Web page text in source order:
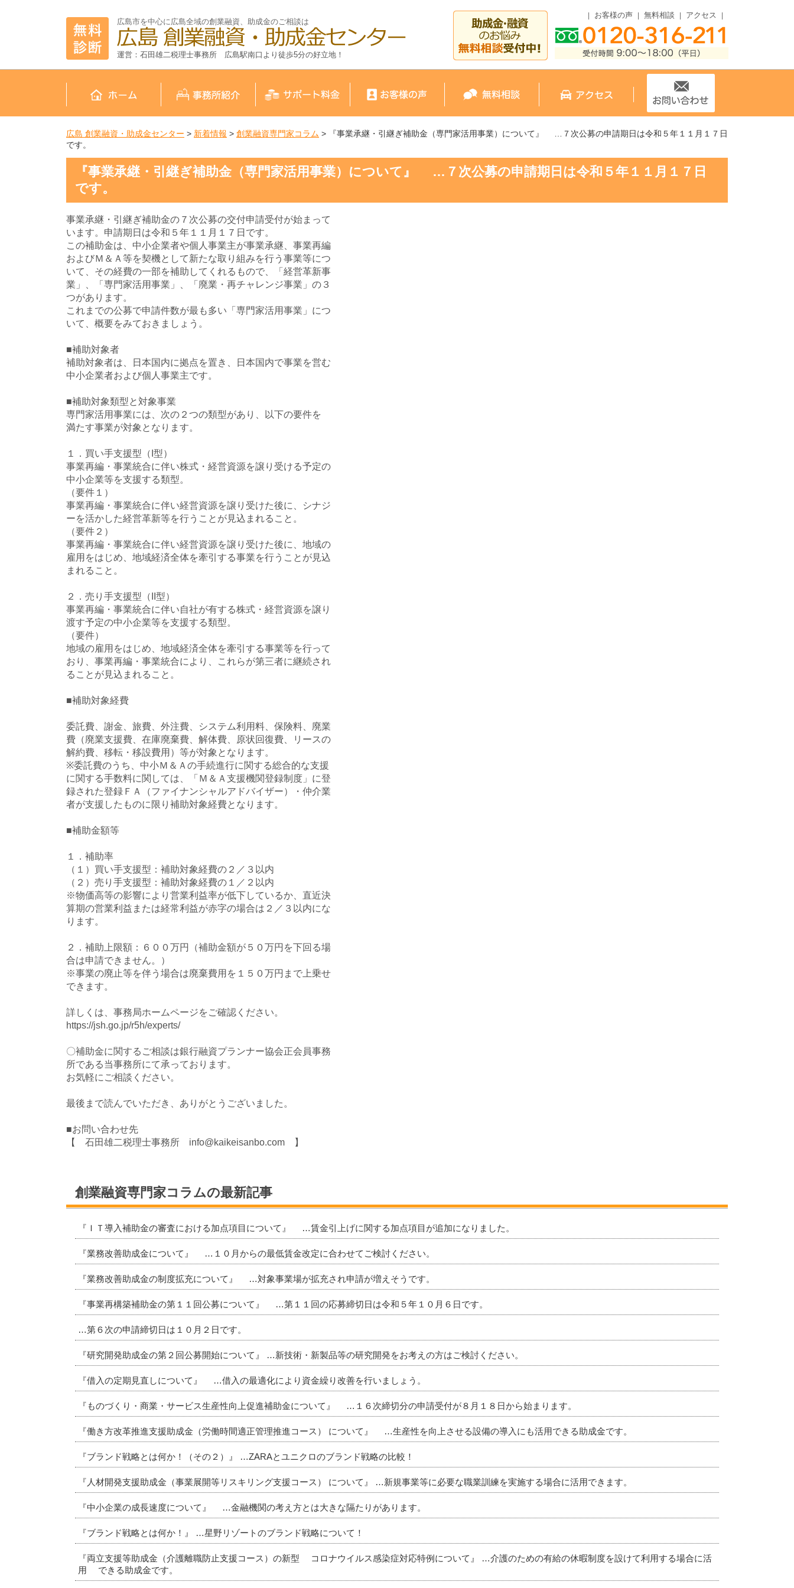
広島市を中心に広島全域の創業融資、助成金のご相談は
運営：石田雄二税理士事務所 広島駅南口より徒歩5分の好立地！
お客様の声 無料相談 アクセス
広島 創業融資・助成金センター > 新着情報 > 創業融資専門家コラム > 『事業承継・引継ぎ補助金（専門家活用事業）について』 …７次公募の申請期日は令和５年１１月１７日
です。
『事業承継・引継ぎ補助金（専門家活用事業）について』 …７次公募の申請期日は令和５年１１月１７日
です。
事業承継・引継ぎ補助金の７次公募の交付申請受付が始まって
います。申請期日は令和５年１１月１７日です。
この補助金は、中小企業者や個人事業主が事業承継、事業再編
およびＭ＆Ａ等を契機として新たな取り組みを行う事業等につ
いて、その経費の一部を補助してくれるもので、「経営革新事
業」、「専門家活用事業」、「廃業・再チャレンジ事業」の３
つがあります。
これまでの公募で申請件数が最も多い「専門家活用事業」につ
いて、概要をみておきましょう。
■補助対象者
補助対象者は、日本国内に拠点を置き、日本国内で事業を営む
中小企業者および個人事業主です。
■補助対象類型と対象事業
専門家活用事業には、次の２つの類型があり、以下の要件を
満たす事業が対象となります。
１．買い手支援型（I型）
事業再編・事業統合に伴い株式・経営資源を譲り受ける予定の
中小企業等を支援する類型。
（要件１）
事業再編・事業統合に伴い経営資源を譲り受けた後に、シナジ
ーを活かした経営革新等を行うことが見込まれること。
（要件２）
事業再編・事業統合に伴い経営資源を譲り受けた後に、地域の
雇用をはじめ、地域経済全体を牽引する事業を行うことが見込
まれること。
２．売り手支援型（II型）
事業再編・事業統合に伴い自社が有する株式・経営資源を譲り
渡す予定の中小企業等を支援する類型。
（要件）
地域の雇用をはじめ、地域経済全体を牽引する事業等を行って
おり、事業再編・事業統合により、これらが第三者に継続され
ることが見込まれること。
■補助対象経費
委託費、謝金、旅費、外注費、システム利用料、保険料、廃業
費（廃業支援費、在庫廃棄費、解体費、原状回復費、リースの
解約費、移転・移設費用）等が対象となります。
※委託費のうち、中小Ｍ＆Ａの手続進行に関する総合的な支援
に関する手数料に関しては、「Ｍ＆Ａ支援機関登録制度」に登
録された登録ＦＡ（ファイナンシャルアドバイザー）・仲介業
者が支援したものに限り補助対象経費となります。
■補助金額等
１．補助率
（１）買い手支援型：補助対象経費の２／３以内
（２）売り手支援型：補助対象経費の１／２以内
※物価高等の影響により営業利益率が低下しているか、直近決
算期の営業利益または経常利益が赤字の場合は２／３以内にな
ります。
２．補助上限額：６００万円（補助金額が５０万円を下回る場
合は申請できません。）
※事業の廃止等を伴う場合は廃棄費用を１５０万円まで上乗せ
できます。
詳しくは、事務局ホームページをご確認ください。
https://jsh.go.jp/r5h/experts/
〇補助金に関するご相談は銀行融資プランナー協会正会員事務
所である当事務所にて承っております。
お気軽にご相談ください。
最後まで読んでいただき、ありがとうございました。
■お問い合わせ先
【 石田雄二税理士事務所 info@kaikeisanbo.com 】
創業融資専門家コラムの最新記事
『ＩＴ導入補助金の審査における加点項目について』 …賃金引上げに関する加点項目が追加になりました。
『業務改善助成金について』 …１０月からの最低賃金改定に合わせてご検討ください。
『業務改善助成金の制度拡充について』 …対象事業場が拡充され申請が増えそうです。
『事業再構築補助金の第１１回公募について』 …第１１回の応募締切日は令和５年１０月６日です。
…第６次の申請締切日は１０月２日です。
『研究開発助成金の第２回公募開始について』 …新技術・新製品等の研究開発をお考えの方はご検討ください。
『借入の定期見直しについて』 …借入の最適化により資金繰り改善を行いましょう。
『ものづくり・商業・サービス生産性向上促進補助金について』 …１６次締切分の申請受付が８月１８日から始まります。
『働き方改革推進支援助成金（労働時間適正管理推進コース） について』 …生産性を向上させる設備の導入にも活用できる助成金です。
『ブランド戦略とは何か！（その２）』 …ZARAとユニクロのブランド戦略の比較！
『人材開発支援助成金（事業展開等リスキリング支援コース） について』 …新規事業等に必要な職業訓練を実施する場合に活用できます。
『中小企業の成長速度について』 …金融機関の考え方とは大きな隔たりがあります。
『ブランド戦略とは何か！』 …星野リゾートのブランド戦略について！
『両立支援等助成金（介護離職防止支援コース）の新型 コロナウイルス感染症対応特例について』 …介護のための有給の休暇制度を設けて利用する場合に活
用 できる助成金です。